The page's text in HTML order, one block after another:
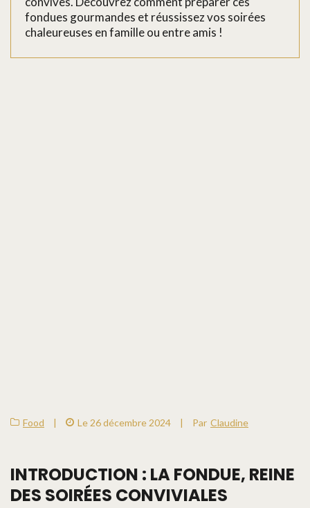
fondues gourmandes et réussissez vos soirées
chaleureuses en famille ou entre amis !
Food | Le 26 décembre 2024 | Par Claudine
INTRODUCTION : LA FONDUE, REINE
DES SOIRÉES CONVIVIALES